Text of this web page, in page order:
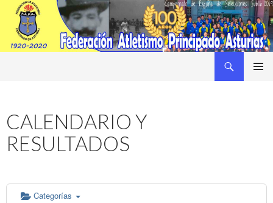
CALENDARIO Y
RESULTADOS
Categorías